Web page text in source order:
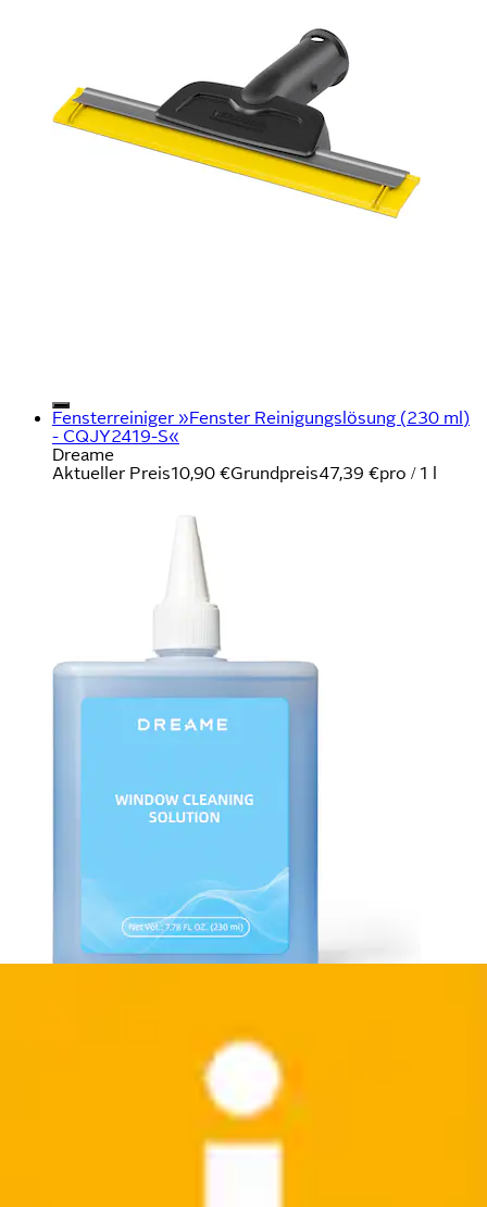
Fensterreiniger »Fenster Reinigungslösung (230 ml)
- CQJY2419-S«
Dreame
Aktueller Preis10,90 €Grundpreis47,39 €pro / 1 l
Fussbodenreiniger »Spezial Reinigungslösung für den
12,99 € Grundpreis